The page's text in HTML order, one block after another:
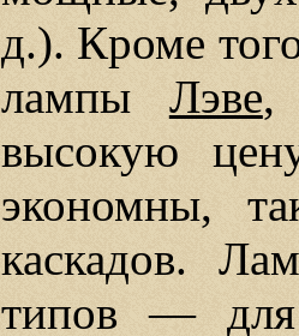
д.). Кроме
лампы Лэве,
высокую
экономны,
каскадов.
типов — для